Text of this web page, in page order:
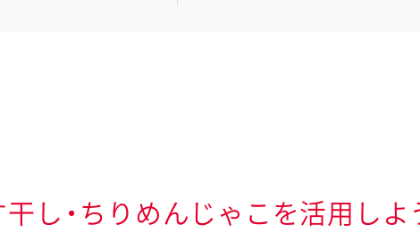
干し・ちりめんじゃこを活用しよ